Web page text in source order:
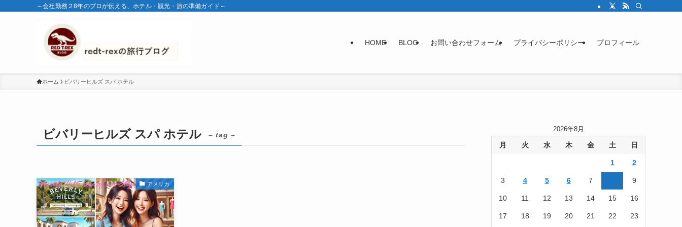
～会社勤務２8年のプロが伝える、ホテル・観光・旅の準備ガイド～
HOME BLOG お問い合わせフォーム プライバシーポリシー プロフィール
ホーム ビバリーヒルズ スパ ホテル
ビバリーヒルズ スパ ホテル – tag –
アメリカ
2026年8月
月 火 水 木 金 土 日
1 2
3 4 5 6 7 9
10 11 12 13 14 15 16
17 18 19 20 21 22 23